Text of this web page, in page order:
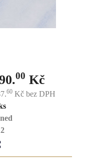
00 Kč
60 Kč bez DPH